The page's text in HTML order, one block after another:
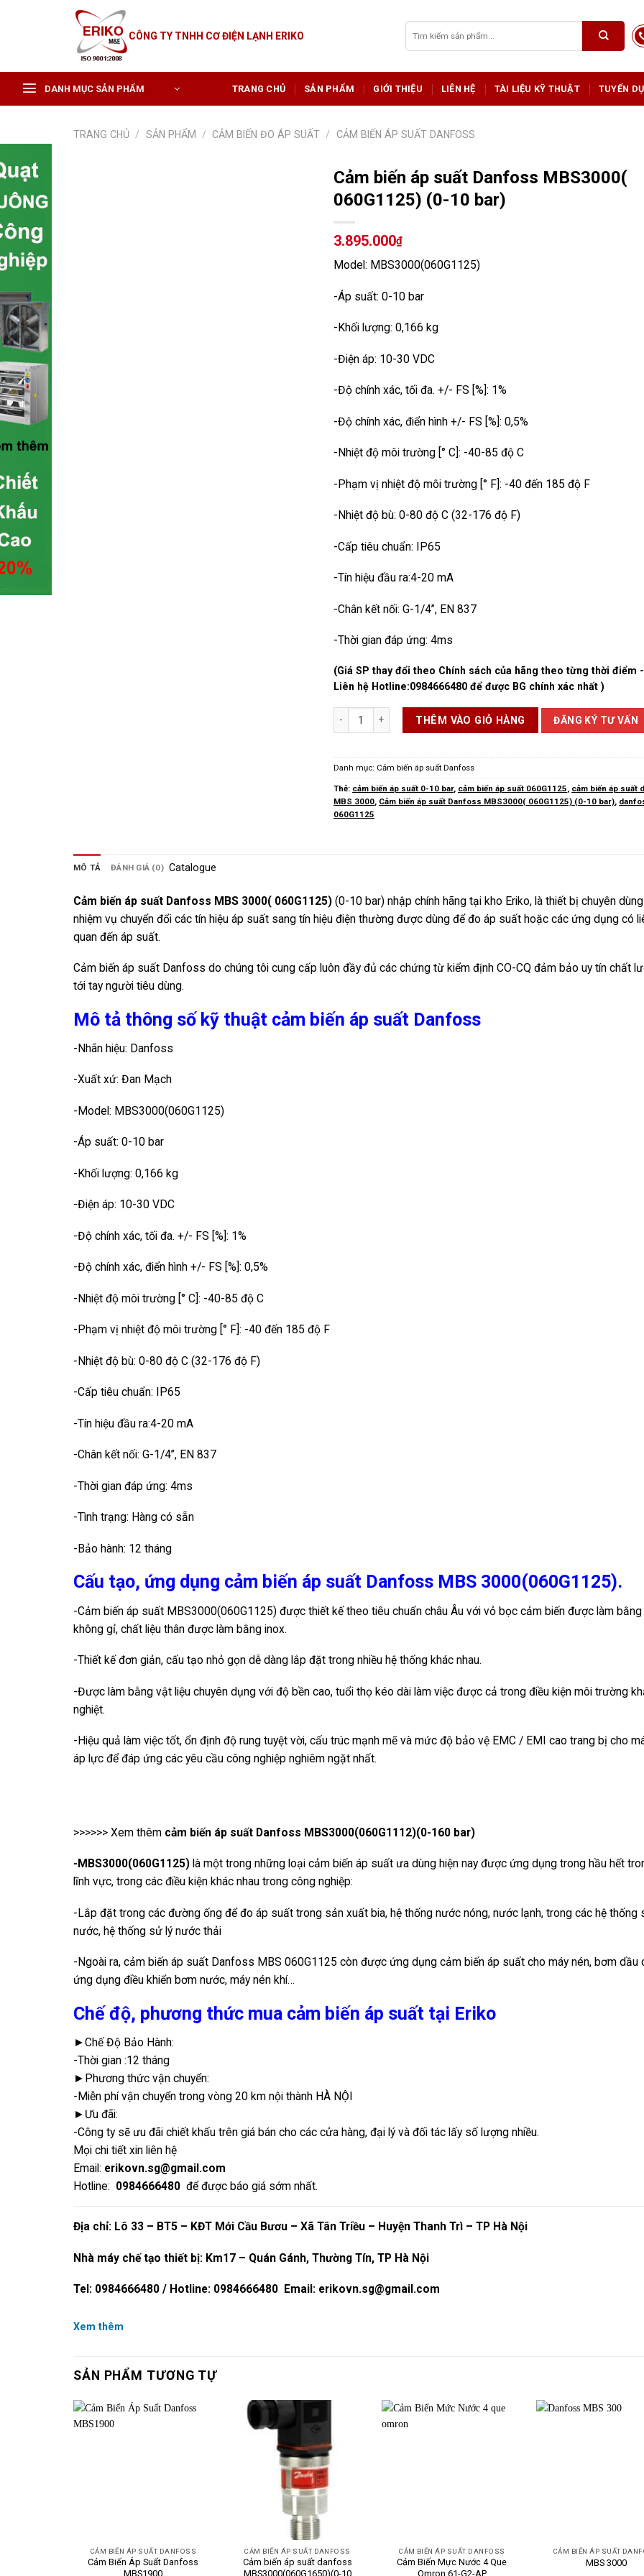
CÔNG TY TNHH CƠ ĐIỆN LẠNH ERIKO
kiếm:
DANH MỤC SẢN PHẨM TRANG CHỦ SẢN PHẨM GIỚI THIỆU LIÊN HỆ TÀI LIỆU KỸ THUẬT TUYỂN
TRANG CHỦ / SẢN PHẨM / CẢM BIẾN ĐO ÁP SUẤT / CẢM BIẾN ÁP SUẤT DANFOSS
Cảm biến áp suất Danfoss MBS3000(
060G1125) (0-10 bar)
3.895.000₫
Model: MBS3000(060G1125)
-Áp suất: 0-10 bar
-Khối lượng: 0,166 kg
-Điện áp: 10-30 VDC
-Độ chính xác, tối đa. +/- FS [%]: 1%
-Độ chính xác, điển hình +/- FS [%]: 0,5%
-Nhiệt độ môi trường [° C]: -40-85 độ C
-Phạm vị nhiệt độ môi trường [° F]: -40 đến 185 độ F
-Nhiệt độ bù: 0-80 độ C (32-176 độ F)
-Cấp tiêu chuẩn: IP65
-Tín hiệu đầu ra:4-20 mA
-Chân kết nối: G-1/4”, EN 837
-Thời gian đáp ứng: 4ms
(Giá SP thay đổi theo Chính sách của hãng theo từng thời điểm
Liên hệ Hotline:0984666480 để được BG chính xác nhất )
Cảm biến áp suất Danfoss MBS3000( 060G1125) (0-10 bar) số lượng
THÊM VÀO GIỎ HÀNG ĐĂNG KÝ TƯ VẤN
Danh mục: Cảm biến áp suất Danfoss
Thẻ: cảm biến áp suất 0-10 bar, cảm biến áp suất 060G1125, cảm biến áp suất
MBS 3000, Cảm biến áp suất Danfoss MBS3000( 060G1125) (0-10 bar),
060G1125
MÔ TẢ ĐÁNH GIÁ (0) Catalogue
Cảm biến áp suất Danfoss MBS 3000( 060G1125) (0-10 bar) nhập chính hãng tại kho Eriko, là thiết bị chuyên
nhiệm vụ chuyển đổi các tín hiệu áp suất sang tín hiệu điện thường được dùng để đo áp suất hoặc các ứng dụng có
quan đến áp suất.
Cảm biến áp suất Danfoss do chúng tôi cung cấp luôn đầy đủ các chứng từ kiểm định CO-CQ đảm bảo uy tín chất
tới tay người tiêu dùng.
Mô tả thông số kỹ thuật cảm biến áp suất Danfoss
-Nhãn hiệu: Danfoss
-Xuất xứ: Đan Mạch
-Model: MBS3000(060G1125)
-Áp suất: 0-10 bar
-Khối lượng: 0,166 kg
-Điện áp: 10-30 VDC
-Độ chính xác, tối đa. +/- FS [%]: 1%
-Độ chính xác, điển hình +/- FS [%]: 0,5%
-Nhiệt độ môi trường [° C]: -40-85 độ C
-Phạm vị nhiệt độ môi trường [° F]: -40 đến 185 độ F
-Nhiệt độ bù: 0-80 độ C (32-176 độ F)
-Cấp tiêu chuẩn: IP65
-Tín hiệu đầu ra:4-20 mA
-Chân kết nối: G-1/4”, EN 837
-Thời gian đáp ứng: 4ms
-Tình trạng: Hàng có sẵn
-Bảo hành: 12 tháng
Cấu tạo, ứng dụng cảm biến áp suất Danfoss MBS 3000(060G1125).
-Cảm biến áp suất MBS3000(060G1125) được thiết kế theo tiêu chuẩn châu Âu với vỏ bọc cảm biến được làm
không gỉ, chất liệu thân được làm bằng inox.
-Thiết kế đơn giản, cấu tạo nhỏ gọn dễ dàng lắp đặt trong nhiều hệ thống khác nhau.
-Được làm bằng vật liệu chuyên dụng với độ bền cao, tuổi thọ kéo dài làm việc được cả trong điều kiện môi trường
nghiệt.
-Hiệu quả làm việc tốt, ổn định độ rung tuyệt vời, cấu trúc mạnh mẽ và mức độ bảo vệ EMC / EMI cao trang bị cho
áp lực để đáp ứng các yêu cầu công nghiệp nghiêm ngặt nhất.
>>>>>> Xem thêm cảm biến áp suất Danfoss MBS3000(060G1112)(0-160 bar)
-MBS3000(060G1125) là một trong những loại cảm biến áp suất ưa dùng hiện nay được ứng dụng trong hầu hết
lĩnh vực, trong các điều kiện khác nhau trong công nghiệp:
-Lắp đặt trong các đường ống để đo áp suất trong sản xuất bia, hệ thống nước nóng, nước lạnh, trong các hệ thống
nước, hệ thống sử lý nước thải
-Ngoài ra, cảm biến áp suất Danfoss MBS 060G1125 còn được ứng dụng cảm biến áp suất cho máy nén, bơm dầu
ứng dụng điều khiển bơm nước, máy nén khí…
Chế độ, phương thức mua cảm biến áp suất tại Eriko
►Chế Độ Bảo Hành:
-Thời gian :12 tháng
►Phương thức vận chuyển:
-Miễn phí vận chuyển trong vòng 20 km nội thành HÀ NỘI
►Ưu đãi:
-Công ty sẽ ưu đãi chiết khấu trên giá bán cho các cửa hàng, đại lý và đối tác lấy số lượng nhiều.
Mọi chi tiết xin liên hệ
Email: erikovn.sg@gmail.com
Hotline: 0984666480 để được báo giá sớm nhất.
Địa chỉ: Lô 33 – BT5 – KĐT Mới Cầu Bươu – Xã Tân Triều – Huyện Thanh Trì – TP Hà Nội
Nhà máy chế tạo thiết bị: Km17 – Quán Gánh, Thường Tín, TP Hà Nội
Tel: 0984666480 / Hotline: 0984666480 Email: erikovn.sg@gmail.com
Xem thêm
SẢN PHẨM TƯƠNG TỰ
CẢM BIẾN ÁP SUẤT DANFOSS
Cảm Biến Áp Suất Danfoss
MBS1900
CẢM BIẾN ÁP SUẤT DANFOSS
Cảm biến áp suất danfoss
MBS3000(060G1650)(0-10
CẢM BIẾN ÁP SUẤT DANFOSS
Cảm Biến Mực Nước 4 Que
Omron 61-G2-AP
CẢM BIẾN ÁP SUẤT
MBS 3000